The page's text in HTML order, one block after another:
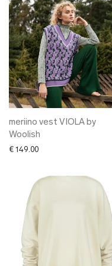
meriino vest VIOLA by
Woolish
€ 149.00